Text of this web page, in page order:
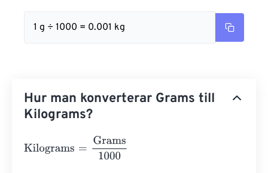
1 g ÷ 1000 = 0.001 kg
Hur man konverterar Grams till
Kilograms?
Kilograms Grams1000